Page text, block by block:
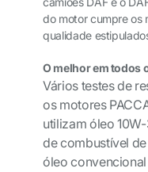
do motor cumpre os
qualidade
O melhor em todos
Vários testes de
os motores
utilizam óleo
de combustível
óleo